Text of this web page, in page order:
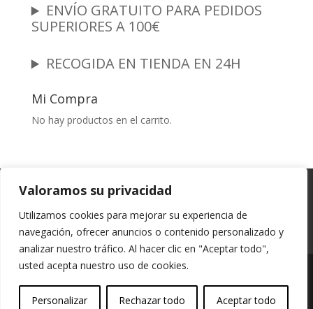
Valoramos su privacidad
Utilizamos cookies para mejorar su experiencia de
navegación, ofrecer anuncios o contenido personalizado y
analizar nuestro tráfico. Al hacer clic en "Aceptar todo",
usted acepta nuestro uso de cookies.
Personalizar Rechazar todo Aceptar todo
ENVÍO GRATUITO PARA PEDIDOS
SUPERIORES A 100€
RECOGIDA EN TIENDA EN 24H
Mi Compra
No hay productos en el carrito.
Garantia y Autenticidad
Política de Privacidad
Políticas de Cookies
Mi cuenta
Vessali Joyería, derechos de autor protegidos